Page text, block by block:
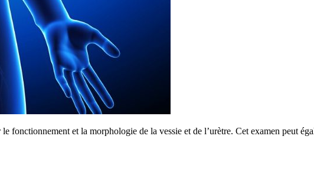
fonctionnement et la morphologie de la vessie et de l’urètre. Cet examen peut